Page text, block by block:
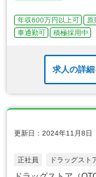
年収600万円以上可 原
車通勤可
積極採用中
求人の詳
更新日：2024年11月8日
正社員 ドラッグスト